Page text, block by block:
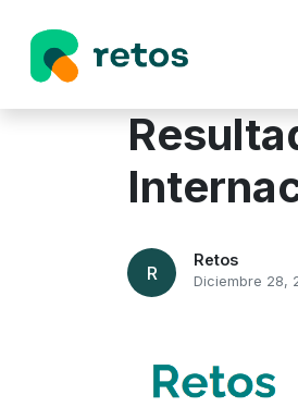
R
Retos
Diciembre 28,